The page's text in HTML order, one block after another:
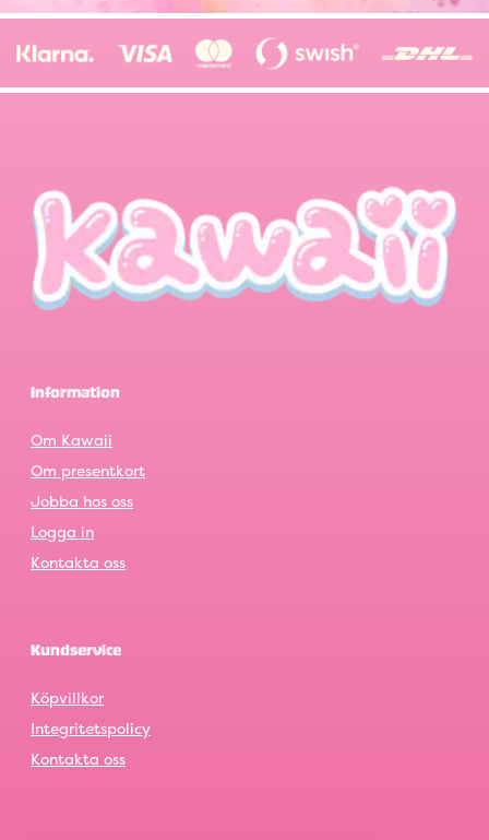
Information
Om Kawaii
Om presentkort
Jobba hos oss
Logga in
Kontakta oss
Kundservice
Köpvillkor
Integritetspolicy
Kontakta oss